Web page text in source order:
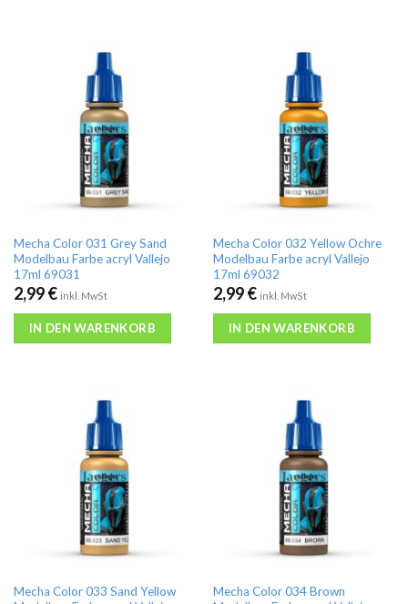
Mecha Color 031 Grey Sand
Modelbau Farbe acryl Vallejo
17ml 69031
2,99€ inkl. MwSt
IN DEN WARENKORB
Mecha Color 032 Yellow Ochre
Modelbau Farbe acryl Vallejo
17ml 69032
2,99€ inkl. MwSt
IN DEN WARENKORB
Mecha Color 033 Sand Yellow
Mecha Color 034 Brown